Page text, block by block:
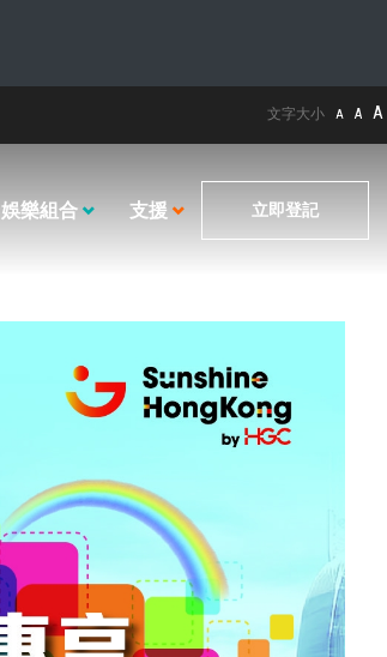
文字大小
A A A
增值服務
HGC NAS+ 網絡寶管箱
EFAX
防黑客軟件
娛樂組合 支援
技術支援
寬頻服務
電話服務
一般查詢
立即登記